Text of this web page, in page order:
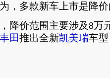
，多款新车上市是降
价范围主要涉及8万
丰田推出全新凯美瑞车